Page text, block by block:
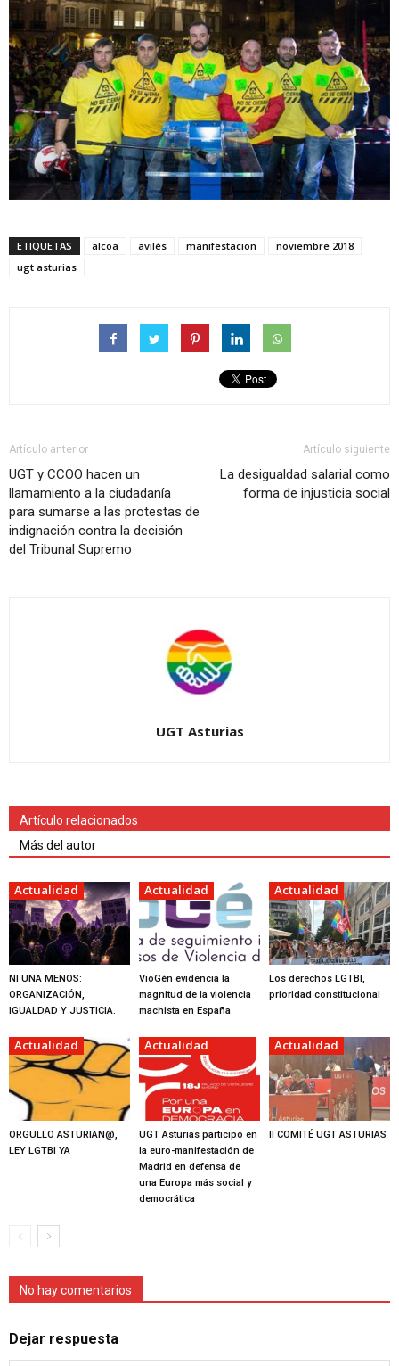
ETIQUETAS alcoa avilés manifestacion
noviembre 2018
ugt asturias
Artículo anterior
UGT y CCOO hacen un
llamamiento a la ciudadanía
para sumarse a las protestas de
indignación contra la decisión
del Tribunal Supremo
Artículo siguiente
La desigualdad salarial como
forma de injusticia social
UGT Asturias
Artículo relacionados
Más del autor
Actualidad
NI UNA MENOS:
ORGANIZACIÓN,
IGUALDAD Y JUSTICIA.
Actualidad
VioGén evidencia la
magnitud de la violencia
machista en España
Actualidad
Los derechos LGTBI,
prioridad constitucional
Actualidad
ORGULLO ASTURIAN@,
LEY LGTBI YA
Actualidad
UGT Asturias participó en
la euro-manifestación de
Madrid en defensa de
una Europa más social y
democrática
Actualidad
II COMITÉ UGT ASTURIAS
No hay comentarios
Dejar respuesta